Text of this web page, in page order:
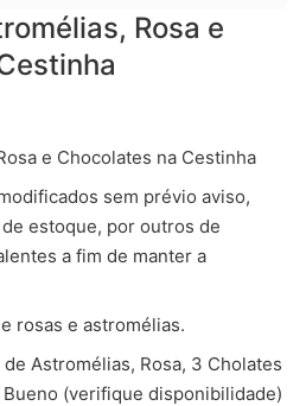
Rosa e
e Chocolates na Cestinha
sem prévio aviso,
estoque, por outros de
a fim de manter a
rosas e astromélias.
de Astromélias, Rosa, 3 Cholates
(verifique disponibilidade)